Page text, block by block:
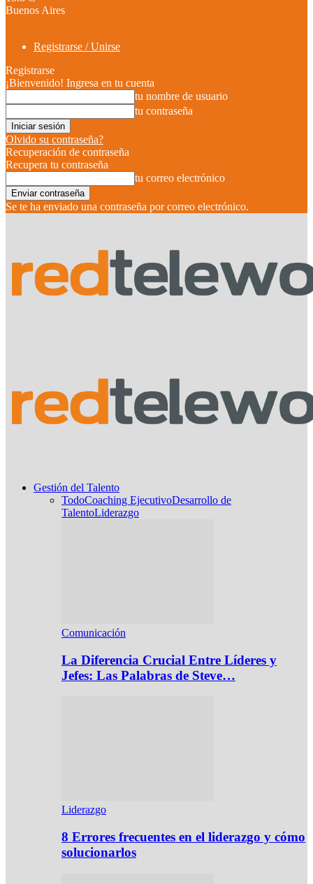
Buenos Aires
Registrarse / Unirse
Registrarse
¡Bienvenido! Ingresa en tu cuenta
tu nombre de usuario
tu contraseña
Olvido su contraseña?
Recuperación de contraseña
Recupera tu contraseña
tu correo electrónico
Se te ha enviado una contraseña por correo electrónico.
Gestión del Talento
TodoCoaching EjecutivoDesarrollo de
TalentoLiderazgo
Comunicación
La Diferencia Crucial Entre Líderes y
Jefes: Las Palabras de Steve…
Liderazgo
8 Errores frecuentes en el liderazgo y cómo
solucionarlos